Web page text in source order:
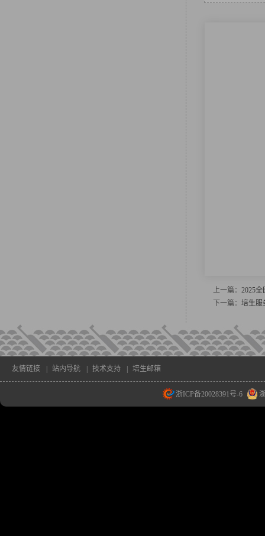
上一篇： 2025
下一篇： 培生服
友情链接 站内导航 技术支持 培生邮箱
浙ICP备20028391号-6